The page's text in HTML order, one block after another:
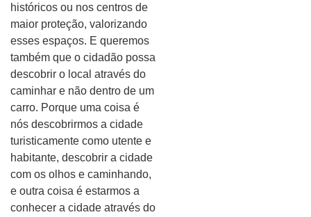
históricos ou nos centros de
maior proteção, valorizando
esses espaços. E queremos
também que o cidadão possa
descobrir o local através do
caminhar e não dentro de um
carro. Porque uma coisa é
nós descobrirmos a cidade
turisticamente como utente e
habitante, descobrir a cidade
com os olhos e caminhando,
e outra coisa é estarmos a
conhecer a cidade através do